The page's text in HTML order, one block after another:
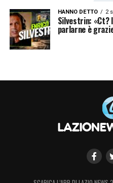
HANNO DETTO 2
Silvestrin: «Ct?
parlarne è